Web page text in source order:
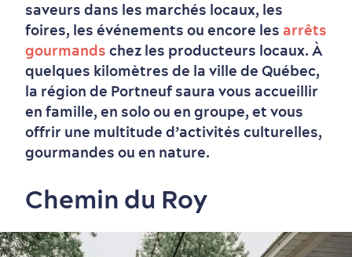
saveurs dans les marchés locaux, les
foires, les événements ou encore les arrêts
gourmands chez les producteurs locaux. À
quelques kilomètres de la ville de Québec,
la région de Portneuf saura vous accueillir
en famille, en solo ou en groupe, et vous
offrir une multitude d’activités culturelles,
gourmandes ou en nature.
Chemin du Roy